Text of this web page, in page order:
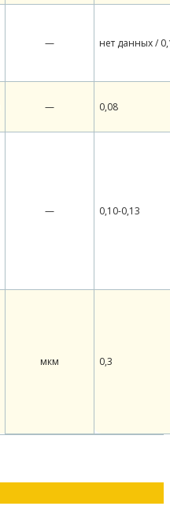
— нет данных /
— 0,08
— 0,10-0,13
мкм 0,3